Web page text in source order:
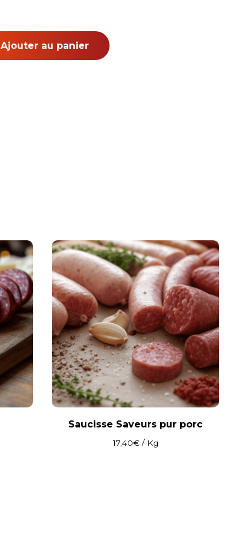
Ajouter au panier
Saucisse Saveurs pur porc
17,40€/ Kg